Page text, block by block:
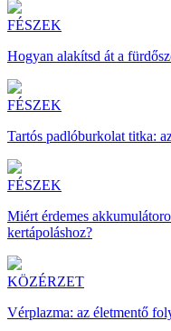
FÉSZEK
Hogyan alakítsd át a
FÉSZEK
Tartós padlóburkolat titka:
FÉSZEK
Miért érdemes
kertápoláshoz?
KÖZÉRZET
Vérplazma: az életmentő